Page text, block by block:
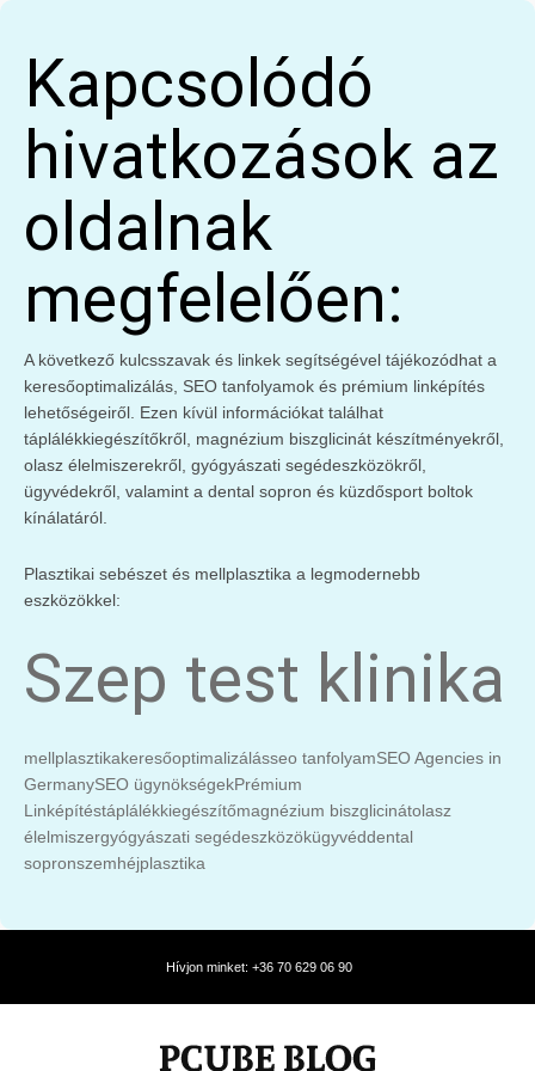
Kapcsolódó
hivatkozások az
oldalnak
megfelelően:
A következő kulcsszavak és linkek segítségével tájékozódhat a
keresőoptimalizálás, SEO tanfolyamok és prémium linképítés
lehetőségeiről. Ezen kívül információkat találhat
táplálékkiegészítőkről, magnézium biszglicinát készítményekről,
olasz élelmiszerekről, gyógyászati segédeszközökről,
ügyvédekről, valamint a dental sopron és küzdősport boltok
kínálatáról.
Plasztikai sebészet és mellplasztika a legmodernebb
eszközökkel:
Szep test klinika
mellplasztikakeresőoptimalizálásseo tanfolyamSEO Agencies in
GermanySEO ügynökségekPrémium
Linképítéstáplálékkiegészítőmagnézium biszglicinátolasz
élelmiszergyógyászati segédeszközökügyvéddental
sopronszemhéjplasztika
Hívjon minket: +36 70 629 06 90